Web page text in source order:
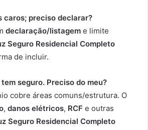
caros; preciso declarar?
declaração/listagem e limite
Seguro Residencial Completo
de incluir.
seguro. Preciso do meu?
cobre áreas comuns/estrutura. O
, danos elétricos, RCF e outras
Seguro Residencial Completo